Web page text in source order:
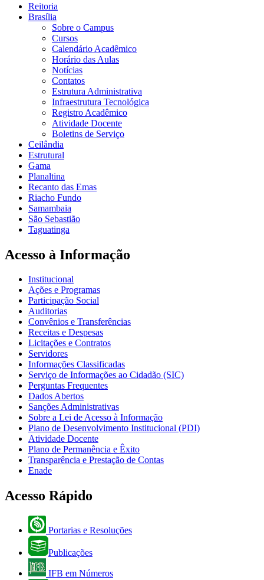
Reitoria
Brasília
Sobre o Campus
Cursos
Calendário Acadêmico
Horário das Aulas
Notícias
Contatos
Estrutura Administrativa
Infraestrutura Tecnológica
Registro Acadêmico
Atividade Docente
Boletins de Serviço
Ceilândia
Estrutural
Gama
Planaltina
Recanto das Emas
Riacho Fundo
Samambaia
São Sebastião
Taguatinga
Acesso à Informação
Institucional
Ações e Programas
Participação Social
Auditorias
Convênios e Transferências
Receitas e Despesas
Licitações e Contratos
Servidores
Informações Classificadas
Serviço de Informações ao Cidadão (SIC)
Perguntas Frequentes
Dados Abertos
Sanções Administrativas
Sobre a Lei de Acesso à Informação
Plano de Desenvolvimento Institucional (PDI)
Atividade Docente
Plano de Permanência e Êxito
Transparência e Prestação de Contas
Enade
Acesso Rápido
Portarias e Resoluções
Publicações
IFB em Números